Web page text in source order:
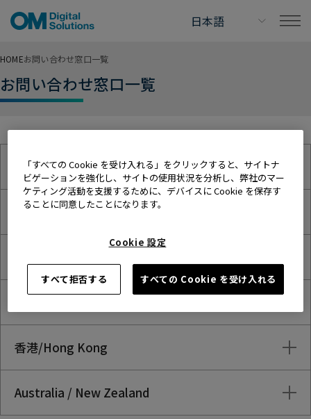
HOMEお問い合わせ窓口一覧
お問い合わせ窓口一覧
日本/Japan
U.S.A.
香港/Hong Kong
Australia / New Zealand
「すべての Cookie を受け入れる」をクリックすると、サイトナ
ビゲーションを強化し、サイトの使用状況を分析し、弊社のマー
ケティング活動を支援するために、デバイスに Cookie を保存す
ることに同意したことになります。
Cookie 設定
すべて拒否する すべての Cookie を受け入れる